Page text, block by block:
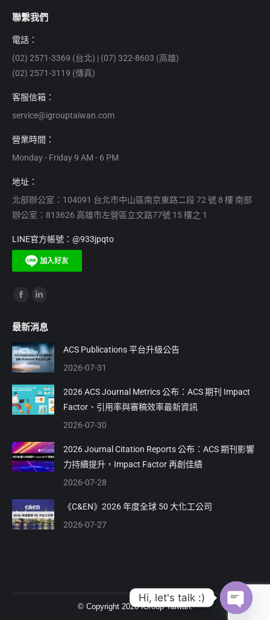
聯繫我們
電話：
(02) 2571-3369 (台北) | (07) 322-8603 (高雄)
(02) 2571-3119 (傳真)
客服信箱：
service@igrouptaiwan.com
營業時間：
Monday - Friday 9 AM - 6 PM
地址：
北部辦公室：104091 台北市中山區南京東路二段 72 號 8 樓 南部
辦公室：813626 高雄市左營區立文路77號 15 樓之 1
LINE官方帳號：@933jpqto
Find us on:
opens
in
new
opens
in
new
最新消息
ACS Publications 平台升級公告
2026-07-31
2026 ACS Journal Metrics 公布：ACS 期刊 Impact
Factor、引用率與審稿效率最新資訊
2026-07-30
2026 Journal Citation Reports 公布：ACS 期刊影響
力持續提升，Impact Factor 再創佳績
2026-07-28
《C&EN》2026 年度全球 50 大化工公司
2026-07-27
© Copyright 2026 iGroup Taiwan.
Hi, let's talk :)